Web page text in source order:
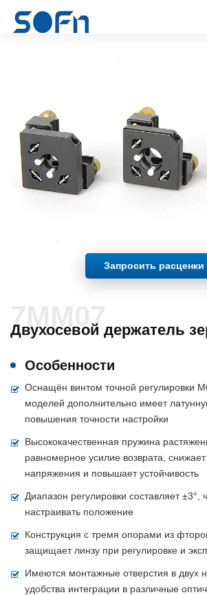
Запросить расценки
7MM07
Двухосевой держатель
Особенности
Оснащён винтом точной регулировки
моделей дополнительно имеет
повышения точности настройки
Высококачественная пружина
равномерное усилие возврата,
напряжения и повышает устойчивость
Диапазон регулировки составляет ±3°,
настраивать положение
Конструкция с тремя опорами из
защищает линзу при регулировке и
Имеются монтажные отверстия в двух
удобства интеграции в различные